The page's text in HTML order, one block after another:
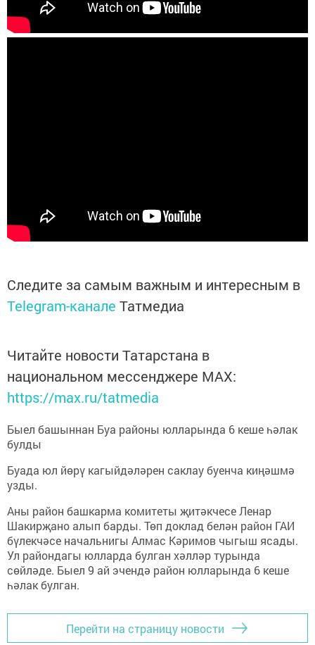
Следите за самым важным и интересным в
Telegram-канале Татмедиа
Читайте новости Татарстана в
национальном мессенджере MАХ:
https://max.ru/tatmedia
Быел башыннан Буа районы юлларында 6 кеше һәлак
булды
Буада юл йөрү кагыйдәләрен саклау буенча киңәшмә
узды.
Аны район башкарма комитеты җитәкчесе Ленар
Шакирҗано алып барды. Төп доклад белән район ГАИ
бүлекчәсе начальнигы Алмас Кәримов чыгыш ясады.
Ул райондагы юлларда булган хәлләр турында
сөйләде. Быел 9 ай эчендә район юлларында 6 кеше
һәлак булган.
Перейти на страницу новости